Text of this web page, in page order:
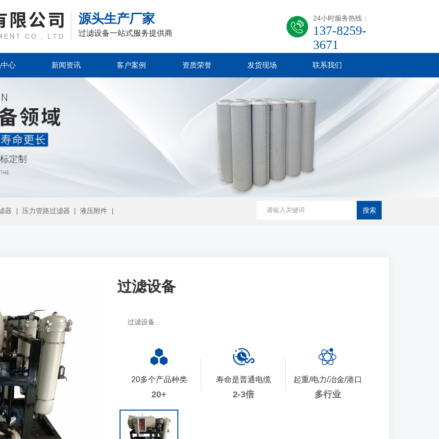
源头生产厂家
过滤设备一站式服务提供商
24小时服务热线：
137-8259-
3671
心 新闻资讯 客户案例 资质荣誉 发货现场 联系我们
器 | 压力管路过滤器 | 液压附件 |
过滤设备
过滤设备...
20多个产品种类
20+
寿命是普通电缆
2-3倍
起重/电力/冶金/港口
多行业